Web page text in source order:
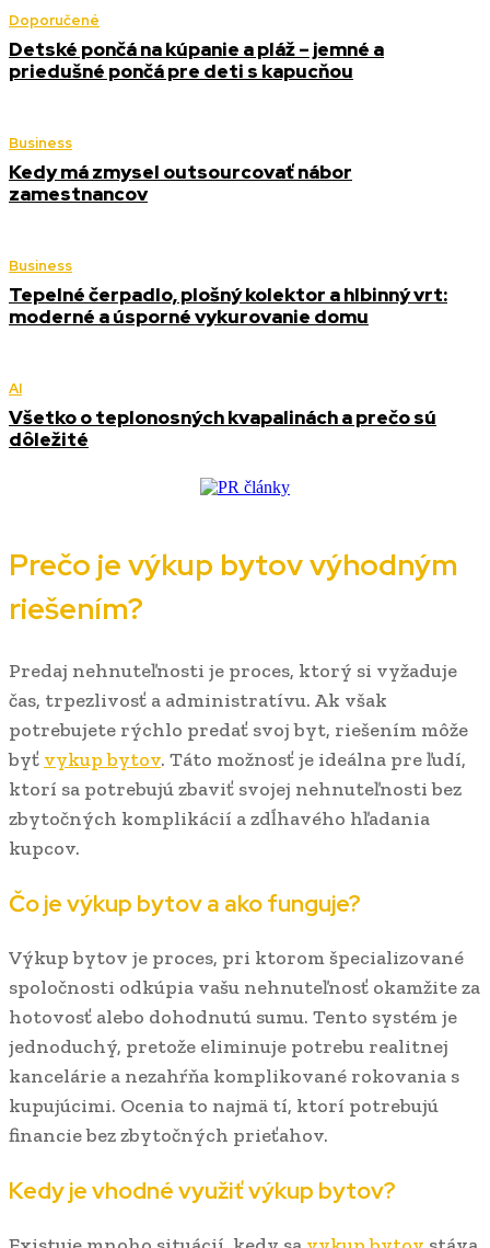
Doporučené
Detské pončá na kúpanie a pláž – jemné a
priedušné pončá pre deti s kapucňou
Business
Kedy má zmysel outsourcovať nábor
zamestnancov
Business
Tepelné čerpadlo, plošný kolektor a hlbinný vrt:
moderné a úsporné vykurovanie domu
AI
Všetko o teplonosných kvapalinách a prečo sú
dôležité
Prečo je výkup bytov výhodným
riešením?
Predaj nehnuteľnosti je proces, ktorý si vyžaduje
čas, trpezlivosť a administratívu. Ak však
potrebujete rýchlo predať svoj byt, riešením môže
byť vykup bytov. Táto možnosť je ideálna pre ľudí,
ktorí sa potrebujú zbaviť svojej nehnuteľnosti bez
zbytočných komplikácií a zdĺhavého hľadania
kupcov.
Čo je výkup bytov a ako funguje?
Výkup bytov je proces, pri ktorom špecializované
spoločnosti odkúpia vašu nehnuteľnosť okamžite za
hotovosť alebo dohodnutú sumu. Tento systém je
jednoduchý, pretože eliminuje potrebu realitnej
kancelárie a nezahŕňa komplikované rokovania s
kupujúcimi. Ocenia to najmä tí, ktorí potrebujú
financie bez zbytočných prieťahov.
Kedy je vhodné využiť výkup bytov?